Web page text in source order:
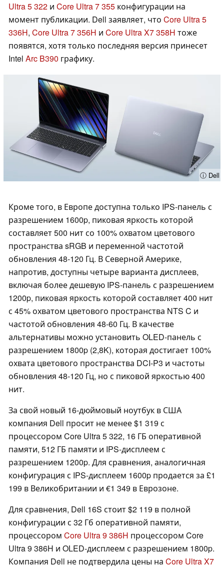
Ultra 5 322 и Core Ultra 7 355 конфигурации на
момент публикации. Dell заявляет, что Core Ultra 5
336H, Core Ultra 7 356H и Core Ultra X7 358H тоже
появятся, хотя только последняя версия принесет
Intel Arc B390 графику.
ⓘ Dell
Кроме того, в Европе доступна только IPS-панель с
разрешением 1600p, пиковая яркость которой
составляет 500 нит со 100% охватом цветового
пространства sRGB и переменной частотой
обновления 48-120 Гц. В Северной Америке,
напротив, доступны четыре варианта дисплеев,
включая более дешевую IPS-панель с разрешением
1200p, пиковая яркость которой составляет 400 нит
с 45% охватом цветового пространства NTS C и
частотой обновления 48-60 Гц. В качестве
альтернативы можно установить OLED-панель с
разрешением 1800p (2,8K), которая достигает 100%
охвата цветового пространства DCI-P3 и частоты
обновления 48-120 Гц, но с пиковой яркостью 400
нит.
За свой новый 16-дюймовый ноутбук в США
компания Dell просит не менее $1 319 с
процессором Core Ultra 5 322, 16 ГБ оперативной
памяти, 512 ГБ памяти и IPS-дисплеем с
разрешением 1200p. Для сравнения, аналогичная
конфигурация с IPS-дисплеем 1600p продается за £1
199 в Великобритании и €1 349 в Еврозоне.
Для сравнения, Dell 16S стоит $2 119 в полной
конфигурации с 32 Гб оперативной памяти,
процессором Core Ultra 9 386H процессором Core
Ultra 9 386H и OLED-дисплеем с разрешением 1800p.
Компания Dell не подтвердила цены на Core Ultra X7